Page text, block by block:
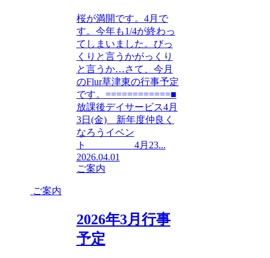
桜が満開です。4月で
す。今年も1/4が終わっ
てしまいました。びっ
くりと言うかがっくり
と言うか…さて、今月
のFlur草津東の行事予定
です。============■
放課後デイサービス4月
3日(金) 新年度仲良く
なろうイベン
ト 4月23...
2026.04.01
ご案内
ご案内
2026年3月行事
予定